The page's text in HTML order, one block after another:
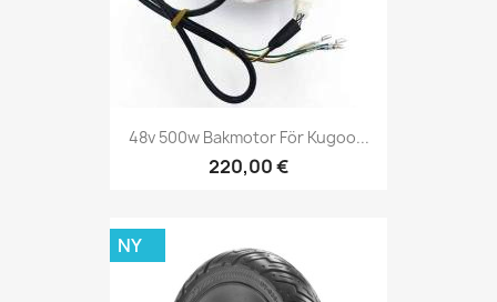
48v 500w Bakmotor För Kugoo...
220,00 €
NY